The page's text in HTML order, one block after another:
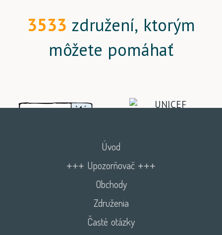
3533 združení, ktorým
môžete pomáhať
Úvod
+++ Upozorňovač +++
Obchody
Združenia
Časté otázky